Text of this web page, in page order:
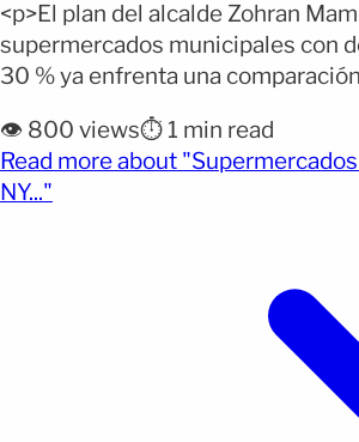
<p>El plan del alcalde Zohran
supermercados municipales con
30 % ya enfrenta una
Aunque ambos modelos tienen
importantes, la propuesta abrió
sobre el papel del Estado en la
👁️ 800 views⏱️ 1 min read
Read more about
NY..."